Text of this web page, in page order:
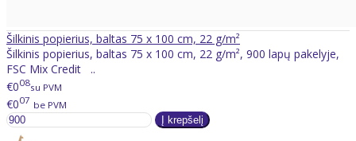
Šilkinis popierius, baltas 75 x 100 cm, 22 g/m²
Šilkinis popierius, baltas 75 x 100 cm, 22 g/m², 900 lapų pakelyje,
FSC Mix Credit ..
€008su PVM
€007 be PVM